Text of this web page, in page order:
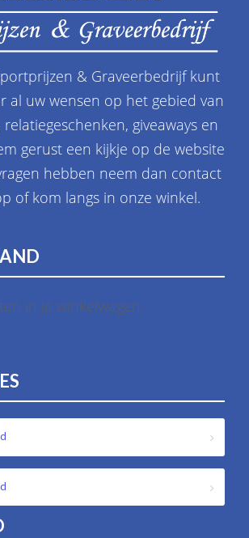
& Graveerbedrijf kunt
al uw wensen op het gebied van
giveaways en
gerust een kijkje op de website
hebben neem dan contact
of kom langs in onze winkel.
in je winkelwagen.